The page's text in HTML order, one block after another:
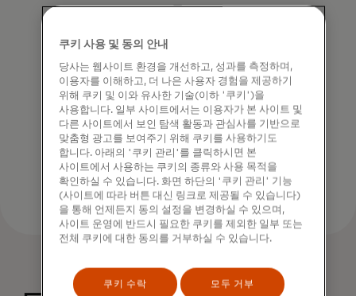
믿을 수 있는 미디어 네트워크
신뢰할 수 있는 이름인 Mastercard가 기본으로
제공하는 브랜드 안전성을 바탕으로 매출을
증대하세요.
쿠키 사용 및 동의 안내
당사는 웹사이트 환경을 개선하고, 성과를 측정하며,
이용자를 이해하고, 더 나은 사용자 경험을 제공하기
위해 쿠키 및 이와 유사한 기술(이하 '쿠키')을
사용합니다. 일부 사이트에서는 이용자가 본 사이트 및
다른 사이트에서 보인 탐색 활동과 관심사를 기반으로
맞춤형 광고를 보여주기 위해 쿠키를 사용하기도
합니다. 아래의 '쿠키 관리'를 클릭하시면 본
사이트에서 사용하는 쿠키의 종류와 사용 목적을
확인하실 수 있습니다. 화면 하단의 '쿠키 관리' 기능
(사이트에 따라 버튼 대신 링크로 제공될 수 있습니다)
을 통해 언제든지 동의 설정을 변경하실 수 있으며,
사이트 운영에 반드시 필요한 쿠키를 제외한 일부 또는
전체 쿠키에 대한 동의를 거부하실 수 있습니다.
쿠키 수락 모두 거부